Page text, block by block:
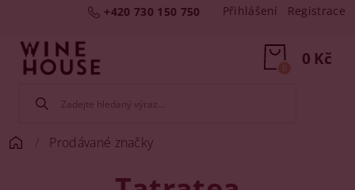
+420 730 150 750 Přihlášení Registrace
0 Kč
0
Prodávané značky